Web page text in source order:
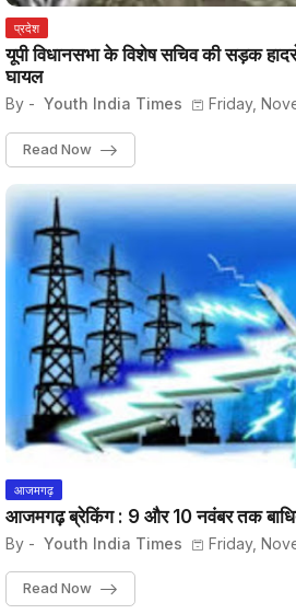
प्रदेश
यूपी विधानसभा के विशेष सचिव की सड़क
घायल
By - Youth India Times Friday,
Read Now
आजमगढ़
आजमगढ़ ब्रेकिंग : 9 और 10 नवंबर तक बाधित
By - Youth India Times Friday,
Read Now